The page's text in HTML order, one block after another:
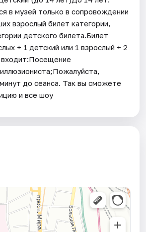
в музей только в сопровождении
взрослый билет категории,
детского билета.Билет
+ 1 детский или 1 взрослый + 2
до сеанса. Так вы сможете
и все шоу